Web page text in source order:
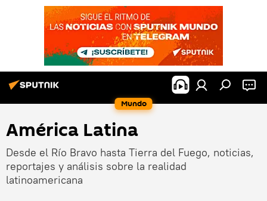
Mundo
América Latina
Desde el Río Bravo hasta Tierra del Fuego, noticias,
reportajes y análisis sobre la realidad
latinoamericana